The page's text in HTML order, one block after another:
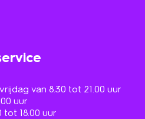
van 8.30 tot 21.00 uur
uur
tot 18.00 uur